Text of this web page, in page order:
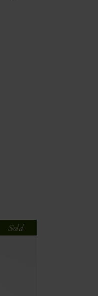
Sold